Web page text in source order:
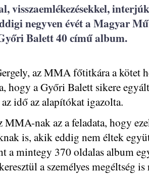
visszaemlékezésekkel,
negyven évét a Magyar
Balett 40 című album.
az MMA főtitkára a kötet
hogy a Győri Balett sikere
idő az alapítókat igazolta.
nak az a feladata, hogy
is, akik eddig nem éltek
a mintegy 370 oldalas album
a személyes megéltség